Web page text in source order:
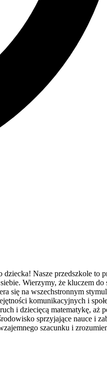
Nasze przedszkole to
Wierzymy, że kluczem do
się na wszechstronnym
komunikacyjnych i
i dziecięcą matematykę, aż
sprzyjające nauce i
szacunku i